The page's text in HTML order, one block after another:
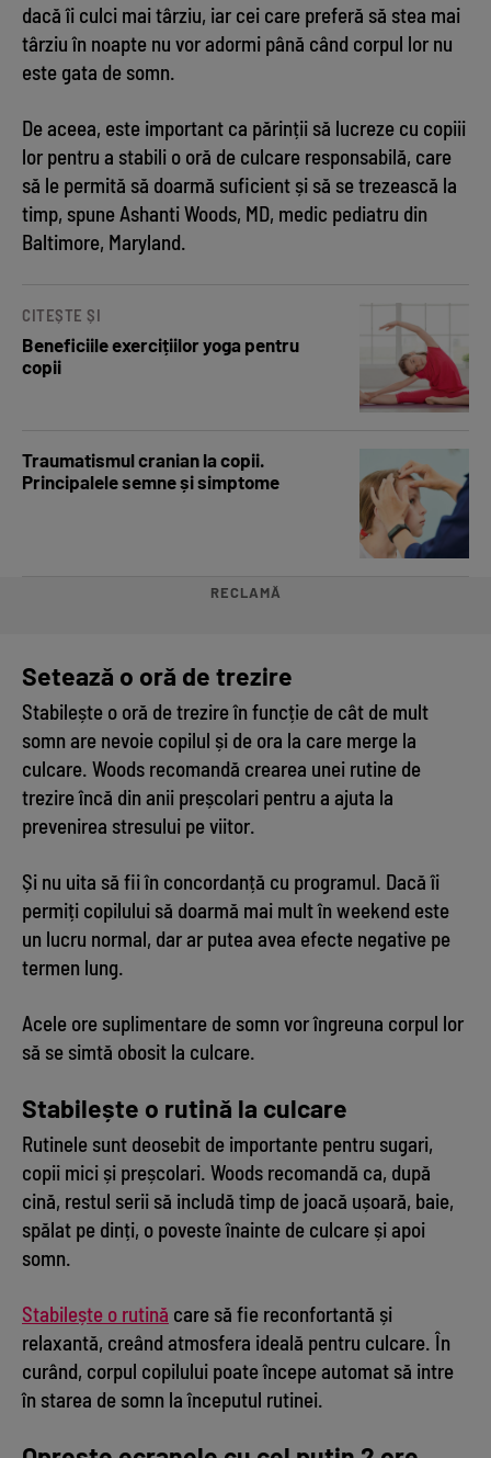
dacă îi culci mai târziu, iar cei care preferă să stea mai
târziu în noapte nu vor adormi până când corpul lor nu
este gata de somn.
De aceea, este important ca părinții să lucreze cu copiii
lor pentru a stabili o oră de culcare responsabilă, care
să le permită să doarmă suficient și să se trezească la
timp, spune Ashanti Woods, MD, medic pediatru din
Baltimore, Maryland.
CITEȘTE ȘI
Beneficiile exercițiilor yoga pentru
copii
Traumatismul cranian la copii.
Principalele semne și simptome
RECLAMĂ
Setează o oră de trezire
Stabilește o oră de trezire în funcție de cât de mult
somn are nevoie copilul și de ora la care merge la
culcare. Woods recomandă crearea unei rutine de
trezire încă din anii preșcolari pentru a ajuta la
prevenirea stresului pe viitor.
Și nu uita să fii în concordanță cu programul. Dacă îi
permiți copilului să doarmă mai mult în weekend este
un lucru normal, dar ar putea avea efecte negative pe
termen lung.
Acele ore suplimentare de somn vor îngreuna corpul lor
să se simtă obosit la culcare.
Stabilește o rutină la culcare
Rutinele sunt deosebit de importante pentru sugari,
copii mici și preșcolari. Woods recomandă ca, după
cină, restul serii să includă timp de joacă ușoară, baie,
spălat pe dinți, o poveste înainte de culcare și apoi
somn.
Stabilește o rutină care să fie reconfortantă și
relaxantă, creând atmosfera ideală pentru culcare. În
curând, corpul copilului poate începe automat să intre
în starea de somn la începutul rutinei.